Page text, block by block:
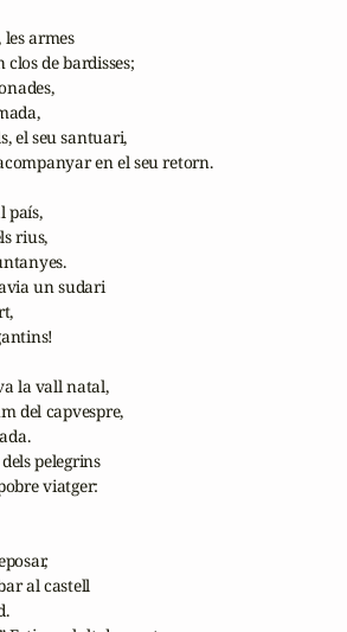
les armes
de bardisses;
el seu santuari,
en el seu retorn.
país,
rius,
un sudari
la vall natal,
del capvespre,
pelegrins
viatger:
al castell